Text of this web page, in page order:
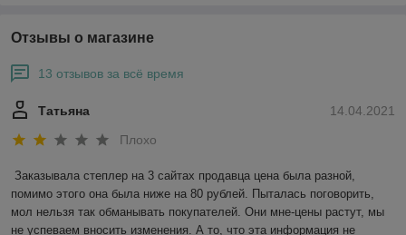
Отзывы о магазине
13 отзывов за всё время
14.04.2021
Татьяна
Плохо
Заказывала степлер на 3 сайтах продавца цена была разной,
помимо этого она была ниже на 80 рублей. Пыталась поговорить,
мол нельзя так обманывать покупателей. Они мне-цены растут, мы
не успеваем вносить изменения. А то, что эта информация не